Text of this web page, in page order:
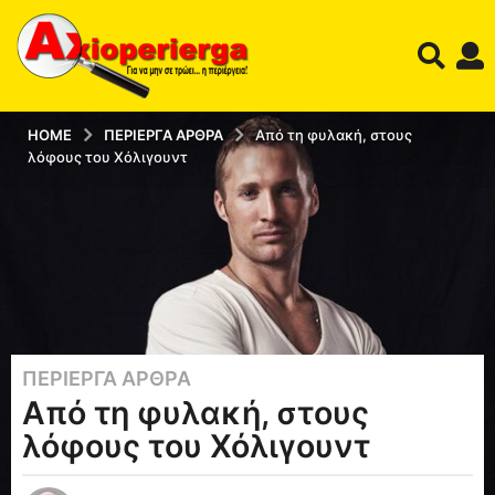
HOME ΠΕΡΊΕΡΓΑ ΆΡΘΡΑ
Από τη φυλακή, στους
λόφους του Χόλιγουντ
1
2
έ
τ
ΠΕΡΊΕΡΓΑ ΆΡΘΡΑ
Από τη φυλακή, στους
λόφους του Χόλιγουντ